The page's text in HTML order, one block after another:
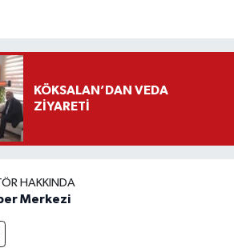
KÖKSALAN’DAN VEDA
ZİYARETİ
HAKKINDA
Merkezi